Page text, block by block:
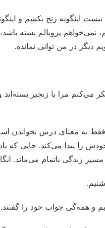
اینگونه رنج بکشم و
پروبالم بسته
دیگر در من توانی نمانده.
می‌کنم مرا با زنجیر بسته‌اند
به معنای درس نخواندن
پیدا می‌کند. جایی که یاد
زندگی ناتمام می‌ماند.
و همه‌گی جواب خود را گفتند.